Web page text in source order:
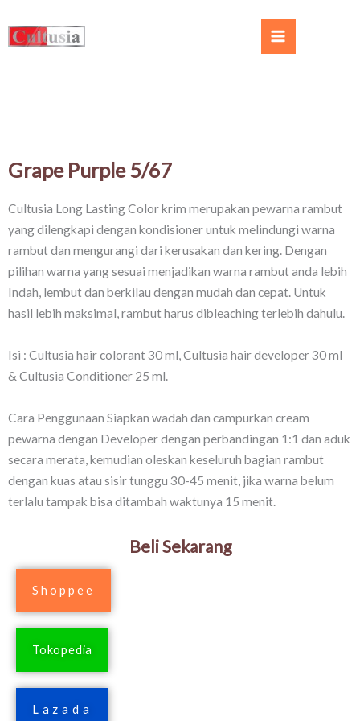
Grape Purple 5/67​
Cultusia Long Lasting Color krim merupakan pewarna rambut
yang dilengkapi dengan kondisioner untuk melindungi warna
rambut dan mengurangi dari kerusakan dan kering. Dengan
pilihan warna yang sesuai menjadikan warna rambut anda lebih
Indah, lembut dan berkilau dengan mudah dan cepat. Untuk
hasil lebih maksimal, rambut harus dibleaching terlebih dahulu.
Isi : Cultusia hair colorant 30 ml, Cultusia hair developer 30 ml
& Cultusia Conditioner 25 ml.
Cara Penggunaan Siapkan wadah dan campurkan cream
pewarna dengan Developer dengan perbandingan 1:1 dan aduk
secara merata, kemudian oleskan keseluruh bagian rambut
dengan kuas atau sisir tunggu 30-45 menit, jika warna belum
terlalu tampak bisa ditambah waktunya 15 menit.
Beli Sekarang
Shoppee
Tokopedia
Lazada